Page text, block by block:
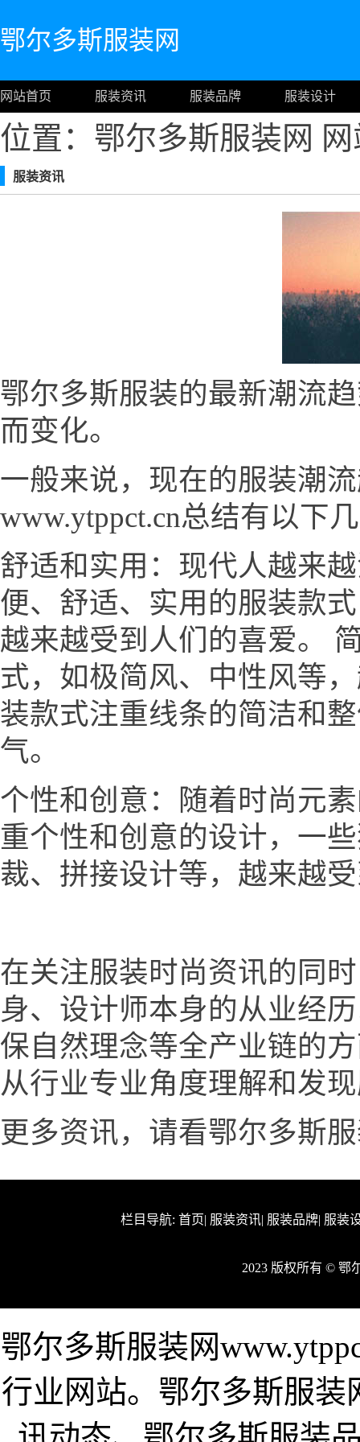
鄂尔多斯服装网
网站首页 服装资讯 服装品牌 服装设计
位置：鄂尔多斯服装网
服装资讯
鄂尔多斯服装的最新潮流
而变化。
一般来说，现在的服装潮
www.ytppct.cn总结有以下
舒适和实用：现代人越来
便、舒适、实用的服装款
越来越受到人们的喜爱。
式，如极简风、中性风等
装款式注重线条的简洁和
气。
个性和创意：随着时尚元
重个性和创意的设计，一
裁、拼接设计等，越来越
在关注服装时尚资讯的同
身、设计师本身的从业经
保自然理念等全产业链的
从行业专业角度理解和发
更多资讯，请看鄂尔多斯
栏目导航: 首页| 服装资讯| 服装品牌| 服装
2023 版权所有 ©
鄂尔多斯服装网
行业网站。鄂尔多斯服